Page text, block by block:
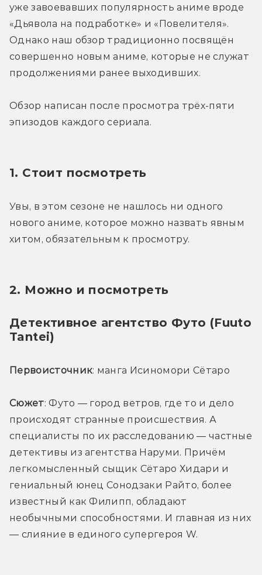
уже завоевавших популярность аниме вроде
«Дьявола на подработке» и «Повелителя».
Однако наш обзор традиционно посвящён
совершенно новым аниме, которые не служат
продолжениями ранее выходивших.
Обзор написан после просмотра трёх-пяти
эпизодов каждого сериала.
1. Стоит посмотреть
Увы, в этом сезоне не нашлось ни одного
нового аниме, которое можно назвать явным
хитом, обязательным к просмотру.
2. Можно и посмотреть
Детективное агентство Футо (Fuuto
Tantei)
Первоисточник: манга Исиномори Сётаро
Сюжет: Футо — город ветров, где то и дело
происходят странные происшествия. А
специалисты по их расследованию — частные
детективы из агентства Наруми. Причём
легкомысленный сыщик Сётаро Хидари и
гениальный юнец Сонодзаки Райто, более
известный как Филипп, обладают
необычными способностями. И главная из них
— слияние в единого супергероя W.